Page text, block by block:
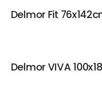
Delmor Fit
Delmor VIVA